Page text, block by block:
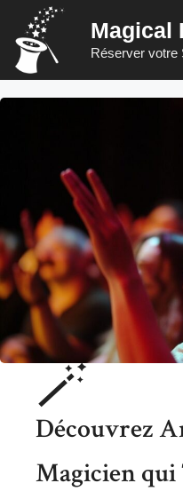
contenu
Magical
Réserver votre
🪄
Découvrez
Magicien